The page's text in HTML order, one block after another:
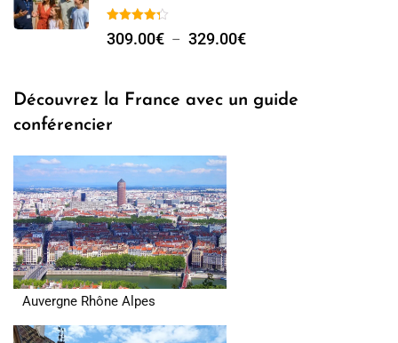
309.00€ – 329.00€
Découvrez la France avec un guide
conférencier
Auvergne Rhône Alpes